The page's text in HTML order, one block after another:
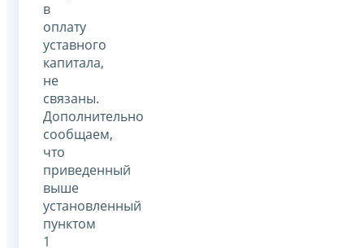
в
оплату
уставного
капитала,
не
связаны.
Дополнительно
сообщаем,
что
приведенный
выше
установленный
пунктом
1